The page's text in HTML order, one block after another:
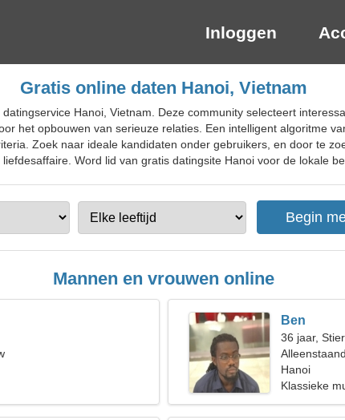
Inloggen
Gratis online daten Hanoi, Vietnam
Hanoi, Vietnam. Deze community selecteert
het opbouwen van serieuze relaties. Een intelligent algoritme
Zoek naar ideale kandidaten onder gebruikers, en door te
Word lid van gratis datingsite Hanoi voor de lokale
Mannen en vrouwen online
Ben
36 jaar, Stier
Hanoi
Klassieke